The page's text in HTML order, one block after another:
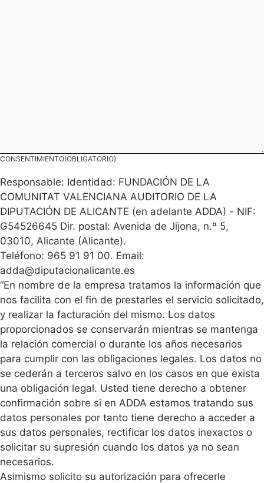
CONSENTIMIENTO(OBLIGATORIO)
Responsable: Identidad: FUNDACIÓN DE LA
COMUNITAT VALENCIANA AUDITORIO DE LA
DIPUTACIÓN DE ALICANTE (en adelante ADDA) - NIF:
G54526645 Dir. postal: Avenida de Jijona, n.º 5,
03010, Alicante (Alicante).
Teléfono: 965 91 91 00. Email:
adda@diputacionalicante.es
“En nombre de la empresa tratamos la información que
nos facilita con el fin de prestarles el servicio solicitado,
y realizar la facturación del mismo. Los datos
proporcionados se conservarán mientras se mantenga
la relación comercial o durante los años necesarios
para cumplir con las obligaciones legales. Los datos no
se cederán a terceros salvo en los casos en que exista
una obligación legal. Usted tiene derecho a obtener
confirmación sobre si en ADDA estamos tratando sus
datos personales por tanto tiene derecho a acceder a
sus datos personales, rectificar los datos inexactos o
solicitar su supresión cuando los datos ya no sean
necesarios.
Asimismo solicito su autorización para ofrecerle